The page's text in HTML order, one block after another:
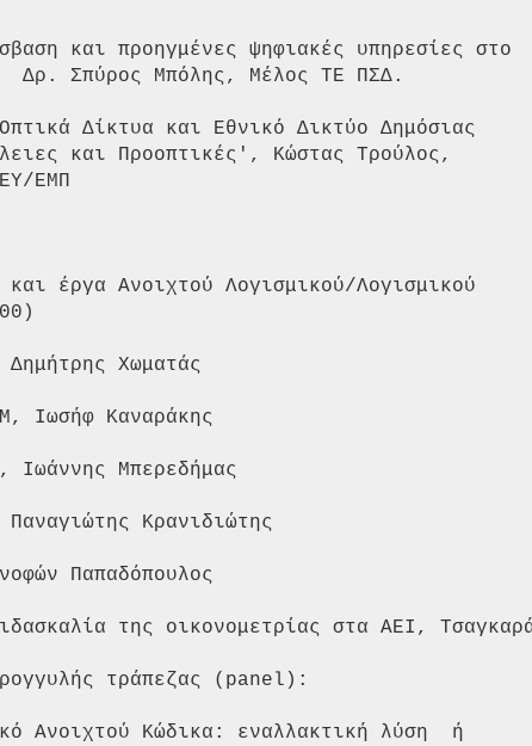
και προηγμένες ψηφιακές υπηρεσίες στο
Δρ. Σπύρος Μπόλης, Μέλος ΤΕ ΠΣΔ.
Δίκτυα και Εθνικό Δικτύο Δημόσιας
και Προοπτικές', Κώστας Τρούλος,
ΕΜΠ
έργα Ανοιχτού Λογισμικού/Λογισμικού
Χωματάς
Καναράκης
Μπερεδήμας
Κρανιδιώτης
Παπαδόπουλος
της οικονομετρίας στα ΑΕΙ,
τράπεζας (panel):
Ανοιχτού Κώδικα: εναλλακτική λύση  ή